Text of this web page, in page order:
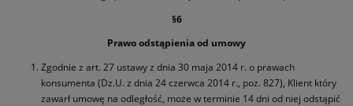
§6
Prawo odstąpienia od umowy
Zgodnie z art. 27 ustawy z dnia 30 maja 2014 r. o prawach
konsumenta (Dz.U. z dnia 24 czerwca 2014 r., poz. 827), Klient który
zawarł umowę na odległość, może w terminie 14 dni od niej odstąpić